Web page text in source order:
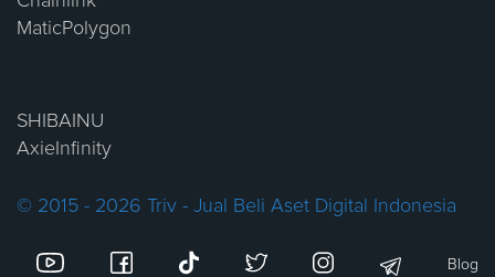
MaticPolygon
SHIBAINU
AxieInfinity
© 2015 - 2026 Triv - Jual Beli Aset Digital Indonesia
Blog